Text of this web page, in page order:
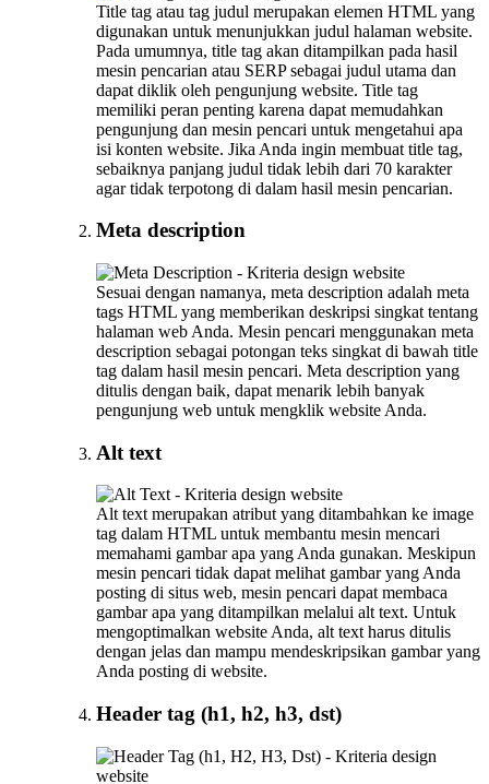
Title tag atau tag judul merupakan elemen HTML yang
digunakan untuk menunjukkan judul halaman website.
Pada umumnya, title tag akan ditampilkan pada hasil
mesin pencarian atau SERP sebagai judul utama dan
dapat diklik oleh pengunjung website. Title tag
memiliki peran penting karena dapat memudahkan
pengunjung dan mesin pencari untuk mengetahui apa
isi konten website. Jika Anda ingin membuat title tag,
sebaiknya panjang judul tidak lebih dari 70 karakter
agar tidak terpotong di dalam hasil mesin pencarian.
Meta description
Sesuai dengan namanya, meta description adalah meta
tags HTML yang memberikan deskripsi singkat tentang
halaman web Anda. Mesin pencari menggunakan meta
description sebagai potongan teks singkat di bawah title
tag dalam hasil mesin pencari. Meta description yang
ditulis dengan baik, dapat menarik lebih banyak
pengunjung web untuk mengklik website Anda.
Alt text
Alt text merupakan atribut yang ditambahkan ke image
tag dalam HTML untuk membantu mesin mencari
memahami gambar apa yang Anda gunakan. Meskipun
mesin pencari tidak dapat melihat gambar yang Anda
posting di situs web, mesin pencari dapat membaca
gambar apa yang ditampilkan melalui alt text. Untuk
mengoptimalkan website Anda, alt text harus ditulis
dengan jelas dan mampu mendeskripsikan gambar yang
Anda posting di website.
Header tag (h1, h2, h3, dst)